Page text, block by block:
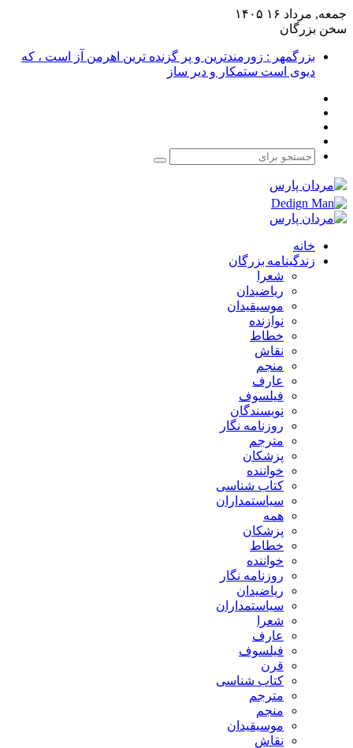
جمعه, مرداد ۱۶ ۱۴۰۵
سخن بزرگان
بزرگمهر : زورمندترین و پر گزنده ترین اهرمن آز است ، که
دیوی است ستمکار و دیر ساز
جستجو
خانه
زندگینامه بزرگان
شعرا
ریاضیدان
موسیقیدان
نوازنده
خطاط
نقاش
منجم
عارف
فیلسوف
نویسندگان
روزنامه نگار
مترجم
پزشکان
خواننده
کتاب شناسی
سیاستمداران
همه
پزشکان
خطاط
خواننده
روزنامه نگار
ریاضیدان
سیاستمداران
شعرا
عارف
فیلسوف
قرن
کتاب شناسی
مترجم
منجم
موسیقیدان
نقاش